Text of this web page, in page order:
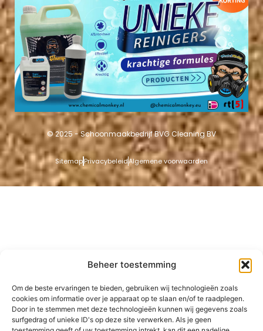
Beheer toestemming
Om de beste ervaringen te bieden, gebruiken wij technologieën zoals
cookies om informatie over je apparaat op te slaan en/of te raadplegen.
Door in te stemmen met deze technologieën kunnen wij gegevens zoals
surfgedrag of unieke ID's op deze site verwerken. Als je geen
© 2025 - Schoonmaakbedrijf BVG Cleaning BV
SitemapPrivacybeleidAlgemene voorwaarden